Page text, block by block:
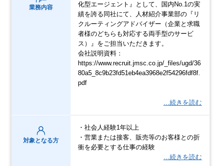
業務内容
化型エージェント』として、国内No.1の実
績を誇る同社にて、人材紹介事業部の『リ
クルーティングアドバイザー（企業と求職
者様のどちらも対応する両手型のサービ
ス）』をご担当いただきます。
会社説明資料：
https://www.recruit.jmsc.co.jp/_files/ugd/36
80a5_8c9b23fd51eb4ea3968e2f54296fdf8f.
pdf
…続きを読む
対象となる方
・社会人経験1年以上
・営業または接客、販売等のお客様との折
衝を必要とする仕事の経験
…続きを読む